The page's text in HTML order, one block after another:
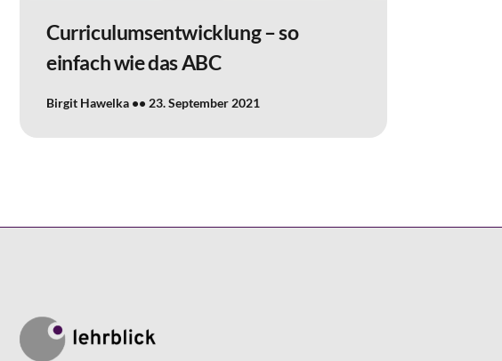
Curriculumsentwicklung – so
einfach wie das ABC
Birgit Hawelka 23. September 2021